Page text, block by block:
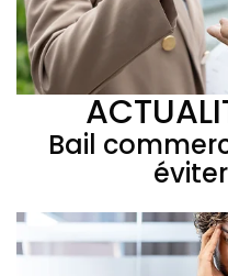
Bail